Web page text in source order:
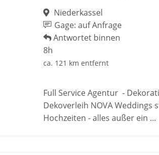
Niederkassel
Gage: auf Anfrage
Antwortet binnen
8h
ca. 121 km entfernt
Full Service Agentur -
Dekoverleih NOVA
Hochzeiten - alles außer ein ...